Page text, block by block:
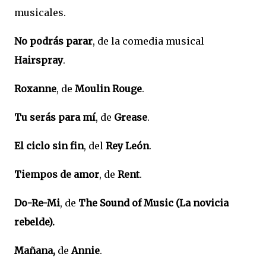
musicales.
No podrás parar, de la comedia musical
Hairspray.
Roxanne, de Moulin Rouge.
Tu serás para mí, de Grease.
El ciclo sin fin, del Rey León.
Tiempos de amor, de Rent.
Do-Re-Mi, de The Sound of Music (La novicia
rebelde).
Mañana, de Annie.